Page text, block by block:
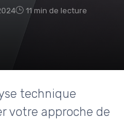
11 min de lecture
technique
votre approche de